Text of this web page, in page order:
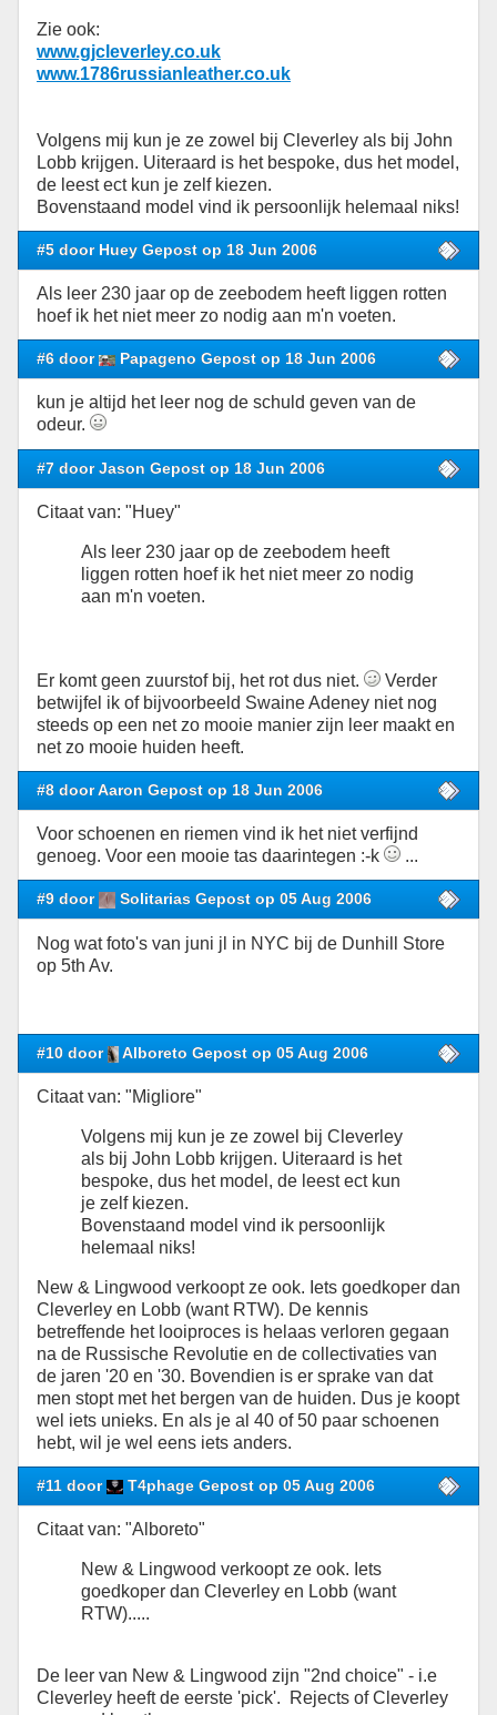
Zie ook:
www.gjcleverley.co.uk
www.1786russianleather.co.uk
Volgens mij kun je ze zowel bij Cleverley als bij John
Lobb krijgen. Uiteraard is het bespoke, dus het model,
de leest ect kun je zelf kiezen.
Bovenstaand model vind ik persoonlijk helemaal niks!
#5 door Huey Gepost op 18 Jun 2006
Als leer 230 jaar op de zeebodem heeft liggen rotten
hoef ik het niet meer zo nodig aan m'n voeten.
#6 door Papageno Gepost op 18 Jun 2006
kun je altijd het leer nog de schuld geven van de
odeur.
#7 door Jason Gepost op 18 Jun 2006
Citaat van: "Huey"
Als leer 230 jaar op de zeebodem heeft
liggen rotten hoef ik het niet meer zo nodig
aan m'n voeten.
Er komt geen zuurstof bij, het rot dus niet.
Verder
betwijfel ik of bijvoorbeeld Swaine Adeney niet nog
steeds op een net zo mooie manier zijn leer maakt en
net zo mooie huiden heeft.
#8 door Aaron Gepost op 18 Jun 2006
Voor schoenen en riemen vind ik het niet verfijnd
genoeg. Voor een mooie tas daarintegen :-k
...
#9 door Solitarias Gepost op 05 Aug 2006
Nog wat foto's van juni jl in NYC bij de Dunhill Store
op 5th Av.
#10 door Alboreto Gepost op 05 Aug 2006
Citaat van: "Migliore"
Volgens mij kun je ze zowel bij Cleverley
als bij John Lobb krijgen. Uiteraard is het
bespoke, dus het model, de leest ect kun
je zelf kiezen.
Bovenstaand model vind ik persoonlijk
helemaal niks!
New & Lingwood verkoopt ze ook. Iets goedkoper dan
Cleverley en Lobb (want RTW). De kennis
betreffende het looiproces is helaas verloren gegaan
na de Russische Revolutie en de collectivaties van
de jaren '20 en '30. Bovendien is er sprake van dat
men stopt met het bergen van de huiden. Dus je koopt
wel iets unieks. En als je al 40 of 50 paar schoenen
hebt, wil je wel eens iets anders.
#11 door T4phage Gepost op 05 Aug 2006
Citaat van: "Alboreto"
New & Lingwood verkoopt ze ook. Iets
goedkoper dan Cleverley en Lobb (want
RTW).....
De leer van New & Lingwood zijn "2nd choice" - i.e
Cleverley heeft de eerste 'pick'. Rejects of Cleverley